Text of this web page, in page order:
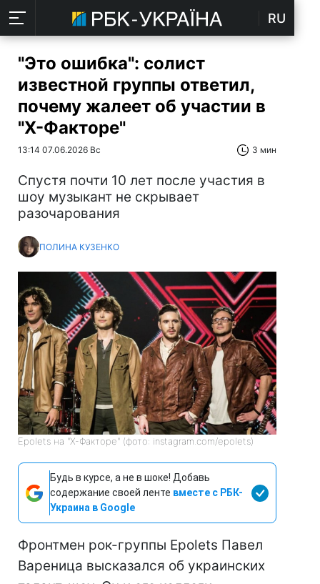
RU
"Это ошибка": солист
известной группы ответил,
почему жалеет об участии в
"Х-Факторе"
13:14 07.06.2026 Вс 3 мин
Спустя почти 10 лет после участия в
шоу музыкант не скрывает
разочарования
ПОЛИНА КУЗЕНКО
Epolets на "Х-Факторе" (фото: instagram.com/epolets)
Будь в курсе, а не в шоке! Добавь
содержание своей ленте вместе с РБК-
Украина в Google
Фронтмен рок-группы Epolets Павел
Вареница высказался об украинских